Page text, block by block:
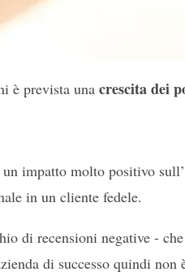
è prevista una crescita dei
un impatto molto positivo
in un cliente fedele.
di recensioni negative -
di successo quindi non